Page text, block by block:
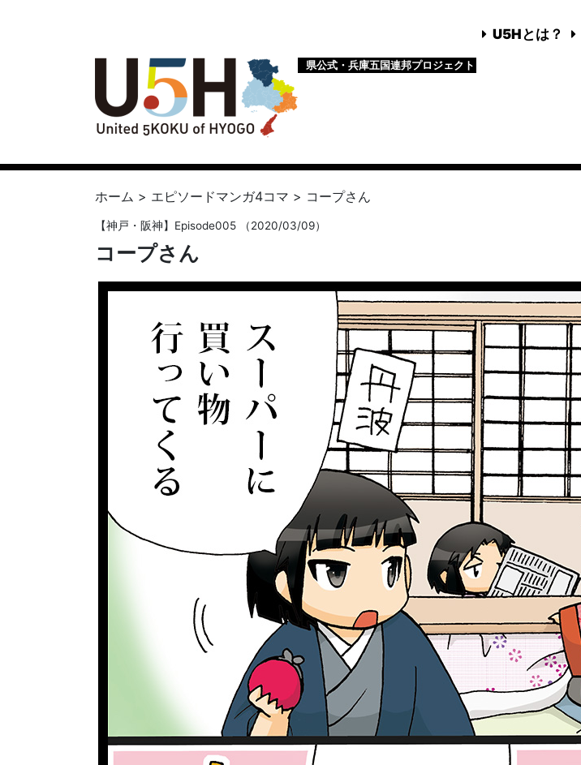
U5Hとは？
県公式・兵庫五国連邦プロジェクト
ホーム > エピソードマンガ4コマ > コープさん
【神戸・阪神】Episode005 （2020/03/09）
コープさん